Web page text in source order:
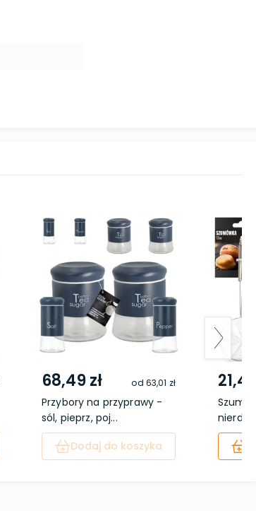
68,49 zł od 63,01 zł
Przybory na przyprawy -
sól, pieprz, poj...
Dodaj do koszyka